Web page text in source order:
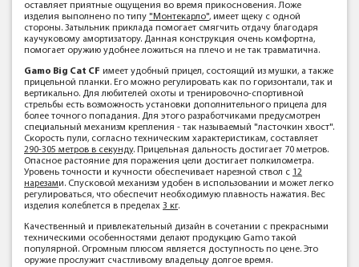
оставляет приятные ощущения во время прикосновения. Ложе
изделия выполнено по типу "Монтекарло", имеет щеку с одной
стороны. Затыльник приклада помогает смягчить отдачу благодаря
каучуковому амортизатору. Данная конструкция очень комфортна,
помогает оружию удобнее ложиться на плечо и не так травматична.
Gamo Big Cat CF имеет удобный прицел, состоящий из мушки, а также
прицельной планки. Его можно регулировать как по горизонтали, так и
вертикально. Для любителей охоты и тренировочно-спортивной
стрельбы есть возможность установки дополнительного прицела для
более точного попадания. Для этого разработчиками предусмотрен
специальный механизм крепления - так называемый "ласточкин хвост".
Скорость пули, согласно техническим характеристикам, составляет
290-305 метров в секунду. Прицельная дальность достигает 70 метров.
Опасное растояние для поражения цели достигает полкилометра.
Уровень точности и кучности обеспечивает нарезной ствол с 12
нарезами. Спусковой механизм удобен в использовании и может легко
регулироваться, что обеспечит необходимую плавность нажатия. Вес
изделия колеблется в пределах 3 кг.
Качественный и привлекательный дизайн в сочетании с прекрасными
техническими особенностями делают продукцию Gamo такой
популярной. Огромным плюсом является доступность по цене. Это
оружие прослужит счастливому владельцу долгое время.